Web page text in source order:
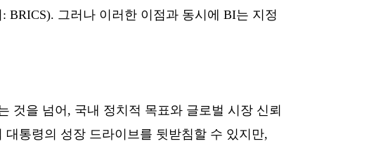
그러나 이러한 이점과 동시에 BI는 지정
것을 넘어, 국내 정치적 목표와 글로벌 시장 신뢰
통령의 성장 드라이브를 뒷받침할 수 있지만,